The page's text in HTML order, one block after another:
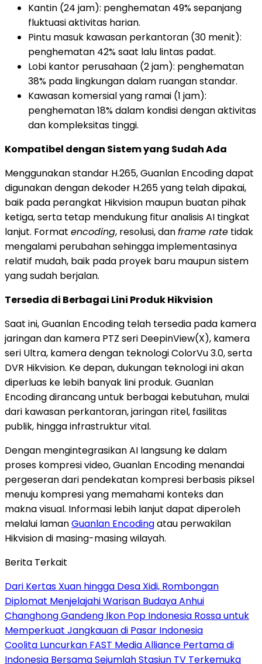
Kantin (24 jam): penghematan 49% sepanjang
fluktuasi aktivitas harian.
Pintu masuk kawasan perkantoran (30 menit):
penghematan 42% saat lalu lintas padat.
Lobi kantor perusahaan (2 jam): penghematan
38% pada lingkungan dalam ruangan standar.
Kawasan komersial yang ramai (1 jam):
penghematan 18% dalam kondisi dengan aktivitas
dan kompleksitas tinggi.
Kompatibel dengan Sistem yang Sudah Ada
Menggunakan standar H.265, Guanlan Encoding dapat
digunakan dengan dekoder H.265 yang telah dipakai,
baik pada perangkat Hikvision maupun buatan pihak
ketiga, serta tetap mendukung fitur analisis AI tingkat
lanjut. Format encoding, resolusi, danframe rate tidak
mengalami perubahan sehingga implementasinya
relatif mudah, baik pada proyek baru maupun sistem
yang sudah berjalan.
Tersedia di Berbagai Lini Produk Hikvision
Saat ini, Guanlan Encoding telah tersedia pada kamera
jaringan dan kamera PTZ seri DeepinView(X), kamera
seri Ultra, kamera dengan teknologi ColorVu 3.0, serta
DVR Hikvision. Ke depan, dukungan teknologi ini akan
diperluas ke lebih banyak lini produk. Guanlan
Encoding dirancang untuk berbagai kebutuhan, mulai
dari kawasan perkantoran, jaringan ritel, fasilitas
publik, hingga infrastruktur vital.
Dengan mengintegrasikan AI langsung ke dalam
proses kompresi video, Guanlan Encoding menandai
pergeseran dari pendekatan kompresi berbasis piksel
menuju kompresi yang memahami konteks dan
makna visual. Informasi lebih lanjut dapat diperoleh
melalui lamanGuanlan Encodingatau perwakilan
Hikvision di masing-masing wilayah.
Berita Terkait
Dari Kertas Xuan hingga Desa Xidi, Rombongan
Diplomat Menjelajahi Warisan Budaya Anhui
Changhong Gandeng Ikon Pop Indonesia Rossa untuk
Memperkuat Jangkauan di Pasar Indonesia
Coolita Luncurkan FAST Media Alliance Pertama di
Indonesia Bersama Sejumlah Stasiun TV Terkemuka